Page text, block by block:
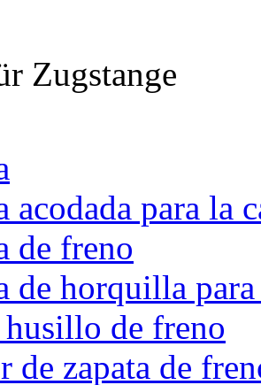
Zugstange
acodada para la
de freno
de horquilla
husillo de freno
de zapata de